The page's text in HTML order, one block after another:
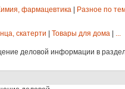
фармацевтика Разное по
скатерти Товары для дома ...
деловой информации в